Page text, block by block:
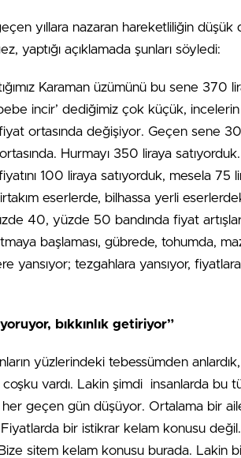
yıllara nazaran hareketliliğin
yaptığı açıklamada şunları söyledi:
Karaman üzümünü bu sene 370
incir’ dediğimiz çok küçük,
ortasında değişiyor. Geçen sene
Hurmayı 350 liraya
100 liraya satıyorduk, mesela 75
eserlerde, bilhassa yerli
40, yüzde 50 bandında fiyat
başlaması, gübrede, tohumda,
yansıyor; tezgahlara yansıyor,
bıkkınlık getiriyor”
yüzlerindeki tebessümden
coşku vardı. Lakin şimdi insanlarda
her geçen gün düşüyor. Ortalama bir
bir istikrar kelam konusu değil.
sitem kelam konusu burada. Lakin